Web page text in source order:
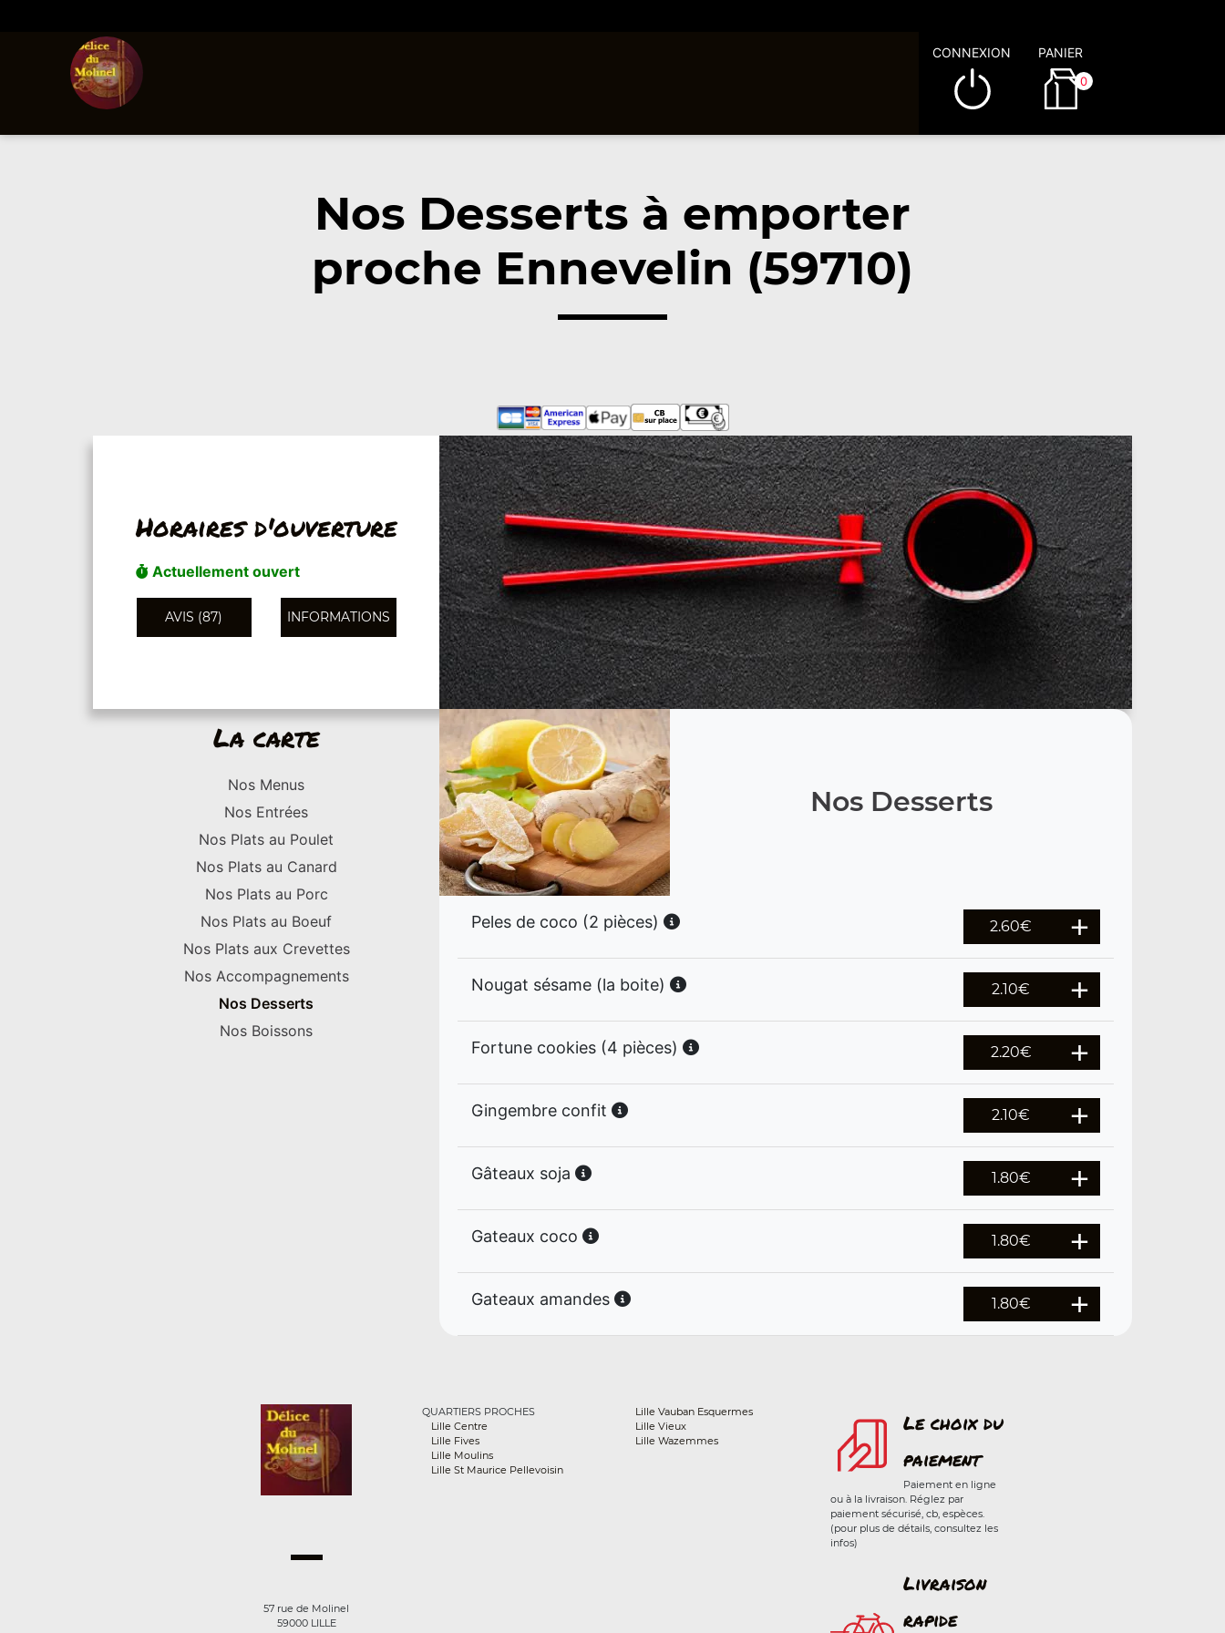
CONNEXION PANIER
0
Nos Desserts à emporter
proche Ennevelin (59710)
Horaires d'ouverture
Actuellement ouvert
AVIS (87) INFORMATIONS
La carte
Nos Menus
Nos Entrées
Nos Plats au Poulet
Nos Plats au Canard
Nos Plats au Porc
Nos Plats au Boeuf
Nos Plats aux Crevettes
Nos Accompagnements
Nos Desserts
Nos Boissons
Nos Desserts
Peles de coco (2 pièces) 2.60€
Nougat sésame (la boite) 2.10€
Fortune cookies (4 pièces) 2.20€
Gingembre confit 2.10€
Gâteaux soja 1.80€
Gateaux coco 1.80€
Gateaux amandes 1.80€
57 rue de Molinel
59000 LILLE
QUARTIERS PROCHES
Lille Centre
Lille Fives
Lille Moulins
Lille St Maurice Pellevoisin
Lille Vauban Esquermes
Lille Vieux
Lille Wazemmes
Le choix du
paiement
Paiement en ligne
ou à la livraison. Réglez par
paiement sécurisé, cb, espèces.
(pour plus de détails, consultez les
infos)
Livraison
rapide